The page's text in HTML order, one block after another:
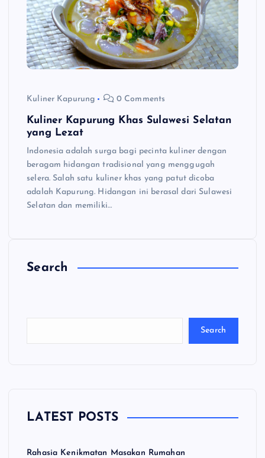
Kuliner Kapurung 0 Comments
Kuliner Kapurung Khas Sulawesi Selatan
yang Lezat
Indonesia adalah surga bagi pecinta kuliner dengan
beragam hidangan tradisional yang menggugah
selera. Salah satu kuliner khas yang patut dicoba
adalah Kapurung. Hidangan ini berasal dari Sulawesi
Selatan dan memiliki…
Search
Search
LATEST POSTS
Rahasia Kenikmatan Masakan Rumahan